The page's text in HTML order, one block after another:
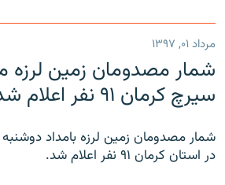
مرداد ۰۱, ۱۳۹۷
شمار مصدومان زمین لرزه
سیرچ کرمان ۹۱ نفر اعلام شد
شمار مصدومان زمین لرزه بامداد
در استان کرمان ۹۱ نفر اعلام شد.